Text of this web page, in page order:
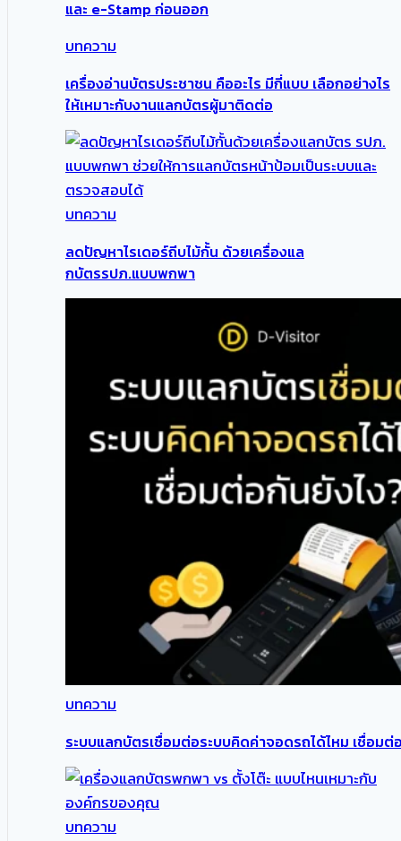
และ e-Stamp ก่อนออก
บทความ
เครื่องอ่านบัตรประชาชน คืออะไร มีกี่แบบ เลือกอย่างไร
ให้เหมาะกับงานแลกบัตรผู้มาติดต่อ
บทความ
ลดปัญหาไรเดอร์ถีบไม้กั้น ด้วยเครื่องแล
กบัตรรปภ.แบบพกพา
บทความ
ระบบแลกบัตรเชื่อมต่อระบบคิดค่าจอดรถได้ไหม เชื่อมต่
บทความ